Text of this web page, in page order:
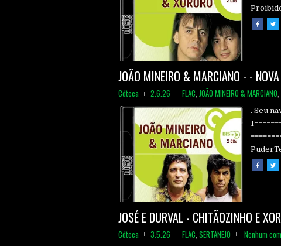
JOÃO MINEIRO & MARCIANO - -
Cdteca 2.6.26 FLAC JOÃO MINEIRO & MARCIANO
. Seu
JOSÉ E DURVAL - CHITÃOZINHO E
Cdteca 3.5.26 FLAC SERTANEJO Nenhum